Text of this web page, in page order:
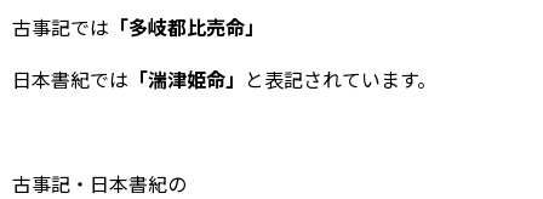
古事記では 「多岐都比売命」
日本書紀では 「湍津姫命」 と表記されています。
古事記・日本書紀の